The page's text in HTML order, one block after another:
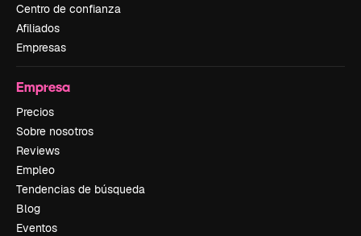
Centro de confianza
Afiliados
Empresas
Empresa
Precios
Sobre nosotros
Reviews
Empleo
Tendencias de búsqueda
Blog
Eventos